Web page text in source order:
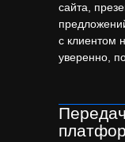
сайта,
с клиентом
уверенно,